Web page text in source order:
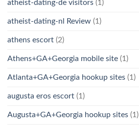
atheist-dating-de visitors (1)
atheist-dating-nl Review (1)
athens escort (2)
Athens+GA+Georgia mobile site (1)
Atlanta+GA+Georgia hookup sites (1)
augusta eros escort (1)
Augusta+GA+Georgia hookup sites (1)